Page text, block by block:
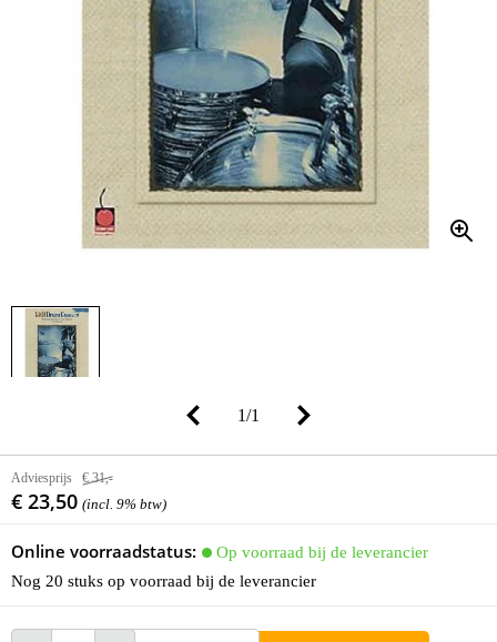
1/1
Adviesprijs € 31,-
€ 23,50 (incl. 9% btw)
Online voorraadstatus:
Op voorraad bij de leverancier
Nog 20 stuks op voorraad bij de leverancier